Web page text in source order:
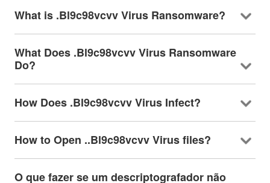
What is .Bl9c98vcvv Virus Ransomware?
What Does .Bl9c98vcvv Virus Ransomware
Do?
How Does .Bl9c98vcvv Virus Infect?
How to Open ..Bl9c98vcvv Virus files?
O que fazer se um descriptografador não